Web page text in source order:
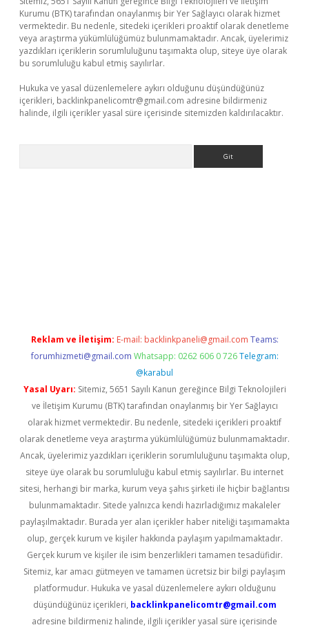
Kurumu (BTK) tarafından onaylanmış bir Yer Sağlayıcı olarak hizmet
vermektedir. Bu nedenle, sitedeki içerikleri proaktif olarak denetleme
veya araştırma yükümlülüğümüz bulunmamaktadır. Ancak, üyelerimiz
yazdıkları içeriklerin sorumluluğunu taşımakta olup, siteye üye olarak
bu sorumluluğu kabul etmiş sayılırlar.
Hukuka ve yasal düzenlemelere aykırı olduğunu düşündüğünüz
içerikleri, backlinkpanelicomtr@gmail.com adresine bildirmeniz
halinde, ilgili içerikler yasal süre içerisinde sitemizden kaldırılacaktır.
Reklam ve İletişim: E-mail: backlinkpaneli@gmail.com Teams:
forumhizmeti@gmail.com Whatsapp: 0262 606 0 726 Telegram:
@karabul
Yasal Uyarı: Sitemiz, 5651 Sayılı Kanun gereğince Bilgi Teknolojileri
ve İletişim Kurumu (BTK) tarafından onaylanmış bir Yer Sağlayıcı
olarak hizmet vermektedir. Bu nedenle, sitedeki içerikleri proaktif
olarak denetleme veya araştırma yükümlülüğümüz bulunmamaktadır.
Ancak, üyelerimiz yazdıkları içeriklerin sorumluluğunu taşımakta olup,
siteye üye olarak bu sorumluluğu kabul etmiş sayılırlar. Bu internet
sitesi, herhangi bir marka, kurum veya şahıs şirketi ile hiçbir bağlantısı
bulunmamaktadır. Sitede yalnızca kendi hazırladığımız makaleler
paylaşılmaktadır. Burada yer alan içerikler haber niteliği taşımamakta
olup, gerçek kurum ve kişiler hakkında paylaşım yapılmamaktadır.
Gerçek kurum ve kişiler ile isim benzerlikleri tamamen tesadüfidir.
Sitemiz, kar amacı gütmeyen ve tamamen ücretsiz bir bilgi paylaşım
platformudur. Hukuka ve yasal düzenlemelere aykırı olduğunu
düşündüğünüz içerikleri, backlinkpanelicomtr@gmail.com
adresine bildirmeniz halinde, ilgili içerikler yasal süre içerisinde